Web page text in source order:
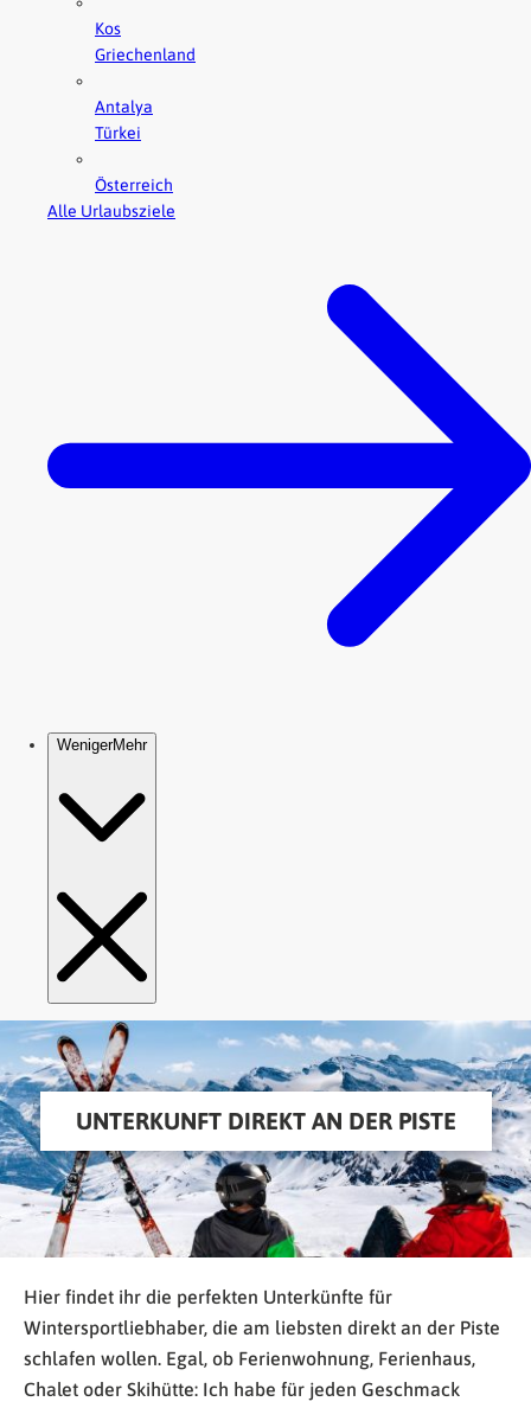
UNTERKUNFT DIREKT AN DER PISTE
Hier findet ihr die perfekten Unterkünfte für
Wintersportliebhaber, die am liebsten direkt an der Piste
schlafen wollen. Egal, ob Ferienwohnung, Ferienhaus,
Chalet oder Skihütte: Ich habe für jeden Geschmack